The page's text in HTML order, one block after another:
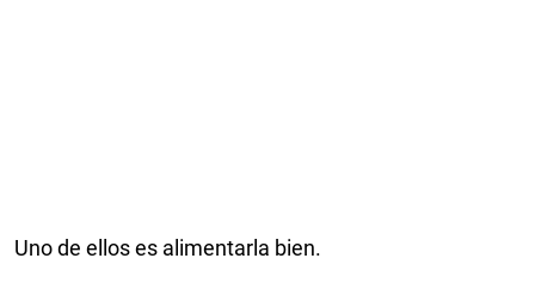
Uno de ellos es alimentarla bien.